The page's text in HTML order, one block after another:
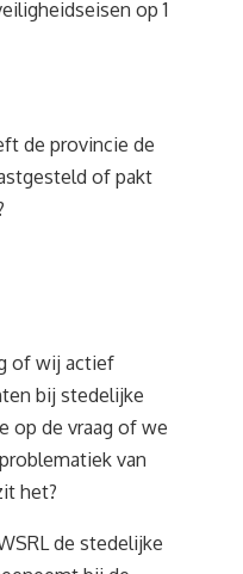
op 1
de provincie de
of pakt
of wij actief
bij stedelijke
op de vraag of we
van
het?
de stedelijke